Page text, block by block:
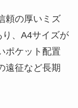
頼の厚いミズ
り、A4サイズが
ポケット配置
遠征など長期